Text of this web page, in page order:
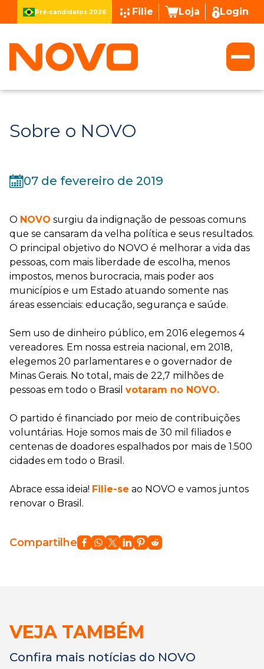
Pré-candidatos 2026 Filie Loja Login
Sobre o NOVO
07 de fevereiro de 2019
O NOVO surgiu da indignação de pessoas comuns
que se cansaram da velha política e seus resultados.
O principal objetivo do NOVO é melhorar a vida das
pessoas, com mais liberdade de escolha, menos
impostos, menos burocracia, mais poder aos
municípios e um Estado atuando somente nas
áreas essenciais: educação, segurança e saúde.
Sem uso de dinheiro público, em 2016 elegemos 4
vereadores. Em nossa estreia nacional, em 2018,
elegemos 20 parlamentares e o governador de
Minas Gerais. No total, mais de 22,7 milhões de
pessoas em todo o Brasil votaram no NOVO.
O partido é financiado por meio de contribuições
voluntárias. Hoje somos mais de 30 mil filiados e
centenas de doadores espalhados por mais de 1.500
cidades em todo o Brasil.
Abrace essa ideia! Filie-se ao NOVO e vamos juntos
renovar o Brasil.
Compartilhe
VEJA TAMBÉM
Confira mais notícias do NOVO